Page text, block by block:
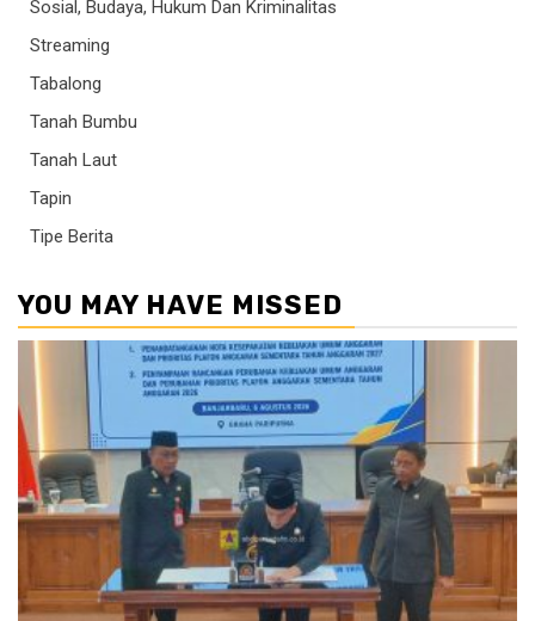
Sosial, Budaya, Hukum Dan Kriminalitas
Streaming
Tabalong
Tanah Bumbu
Tanah Laut
Tapin
Tipe Berita
YOU MAY HAVE MISSED